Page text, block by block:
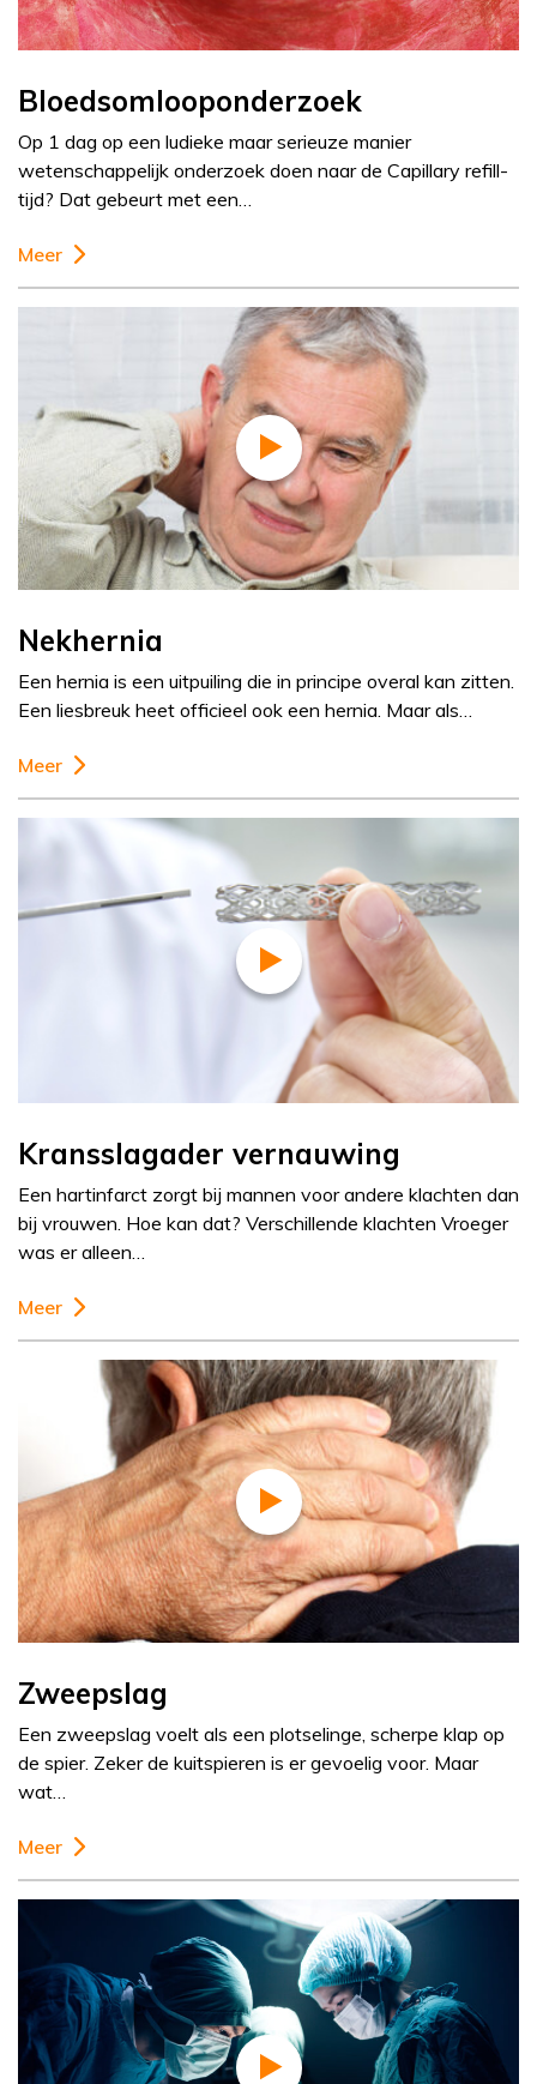
Bloedsomlooponderzoek
Op 1 dag op een ludieke maar serieuze manier
wetenschappelijk onderzoek doen naar de Capillary refill-
tijd? Dat gebeurt met een…
Meer
Nekhernia
Een hernia is een uitpuiling die in principe overal kan zitten.
Een liesbreuk heet officieel ook een hernia. Maar als…
Meer
Kransslagader vernauwing
Een hartinfarct zorgt bij mannen voor andere klachten dan
bij vrouwen. Hoe kan dat? Verschillende klachten Vroeger
was er alleen…
Meer
Zweepslag
Een zweepslag voelt als een plotselinge, scherpe klap op
de spier. Zeker de kuitspieren is er gevoelig voor. Maar
wat…
Meer